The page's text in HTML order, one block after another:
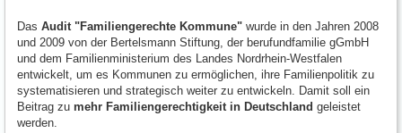
Das Audit "Familiengerechte Kommune" wurde in den Jahren 2008
und 2009 von der Bertelsmann Stiftung, der berufundfamilie gGmbH
und dem Familienministerium des Landes Nordrhein-Westfalen
entwickelt, um es Kommunen zu ermöglichen, ihre Familienpolitik zu
systematisieren und strategisch weiter zu entwickeln. Damit soll ein
Beitrag zu mehr Familiengerechtigkeit in Deutschland geleistet
werden.